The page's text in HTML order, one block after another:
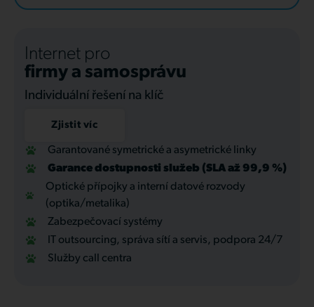
Internet pro
firmy a samosprávu
Individuální řešení na klíč
Zjistit víc
Garantované symetrické a asymetrické linky
Garance dostupnosti služeb (SLA až 99,9 %)
Optické přípojky a interní datové rozvody
(optika/metalika)
Zabezpečovací systémy
IT outsourcing, správa sítí a servis, podpora 24/7
Služby call centra